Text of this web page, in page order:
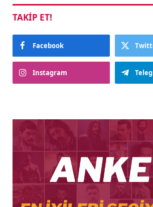
TAKIP ET!
Facebook
Instagram